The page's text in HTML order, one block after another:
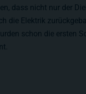
dass nicht nur der
die Elektrik
schon die ersten